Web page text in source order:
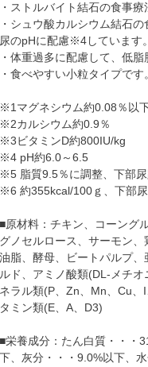
・ストルバイト結石の食事
・シュウ酸カルシウム結石
尿のpHに配慮※4しています。
・体重過多に配慮して、低
・食べやすい小粒タイプです。
※1マグネシウム約0.08％以
※2カルシウム約0.9％
※3ビタミンD約800IU/kg
※4 pH約6.0～6.5
※5 脂質9.5％に調整、下部
※6 約355kcal/100ｇ、下部
■原材料：チキン、コーング
グノセルロース、サーモン
油脂、酵母、ビートパルプ
ルド、アミノ酸類(DL-メチ
ネラル類(P、Zn、Mn、Cu
タミン類(E、A、D3)
■栄養成分：たん白質・・・
下、灰分・・・9.0%以下、